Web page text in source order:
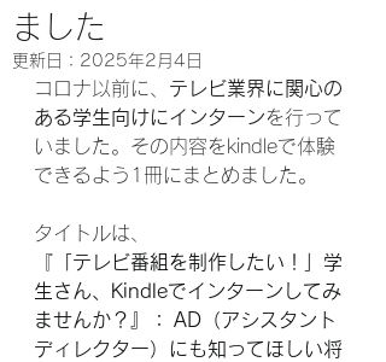
ました
更新日： 2025年2月4日
コロナ以前に、 テレビ業界に関心の
ある学生向けにインターンを行って
いました。その内容をkindleで体験
できるよう1冊にまとめました。
タイトルは、
『 「テレビ番組を制作したい！」学
生さん、Kindleでインターンしてみ
ませんか？』： AD（アシスタント
ディレクター）にも知ってほしい将